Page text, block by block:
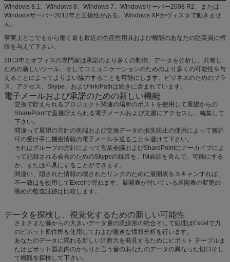
Windows 8.1、Windows 8、Windows 7、Windowsサーバー2008 R2、または
Windowsサーバー2012年と互換性がある。Windows XPかヴィスタで動きませ
ん。
事実上どこでもから働く最も最近の生産性用具および機能のあなたの従業員に権
限を与えて下さい。
2013年とオフィスの専門家は承諾のより多くの制御、データを分析し、共有し
ための新しいツール、そしてコミュニケーションのためのより多くの可能性を与
えることによってよりよい協力することを可能にします。ビジネスのためのプラ
ス、アクセス、Skype、およびInfoPathは続きに含まれています。
電子メールおよび承諾のための新しい機能
交換で貯えられるプロジェクト関連の場所のポストを使用して展望からの
SharePointで直接貯えられる電子メールおよび文書にアクセスし、編集して
下さい。
間違って展望の方針の先端および交換データの損失防止の使用によって無許
可の受け手に機密情報の電子メールを送ることを避けて下さい。
それはグループの方針によって営業会議およびSharePointにアーカイブによ
って記録される会合のためのSkypeの録音を、IM会話を含んで、可能にする
か、または不具にすることができます。
間違い、隠された情報の壊されたリンクのために展開表をスキャンすれば、
不一致はを使用してExcelで尋ねます。展開表が付いている展開表の変更の
眺めの監査証跡は比較します。
データを探検し、視覚化するための新しい可能性
さまざまな源からの大きいデータ量の流線形の統合そして処理はExcelで力
のピボット原住民を使用しておよび急速な情報分析を行います。
あなたのデータに隠れる新しい洞察力を発見するためにピボット テーブルま
たはピボット図表内のかちりと言う音のあなたのデータの異なった切口そし
て概観を探検して下さい。